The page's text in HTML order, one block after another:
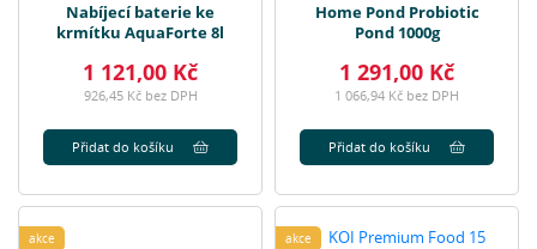
Nabíjecí baterie ke
krmítku AquaForte 8l
1 121,00 Kč
926,45 Kč bez DPH
Přidat do košíku
Home Pond Probiotic
Pond 1000g
1 291,00 Kč
1 066,94 Kč bez DPH
Přidat do košíku
akce
akce